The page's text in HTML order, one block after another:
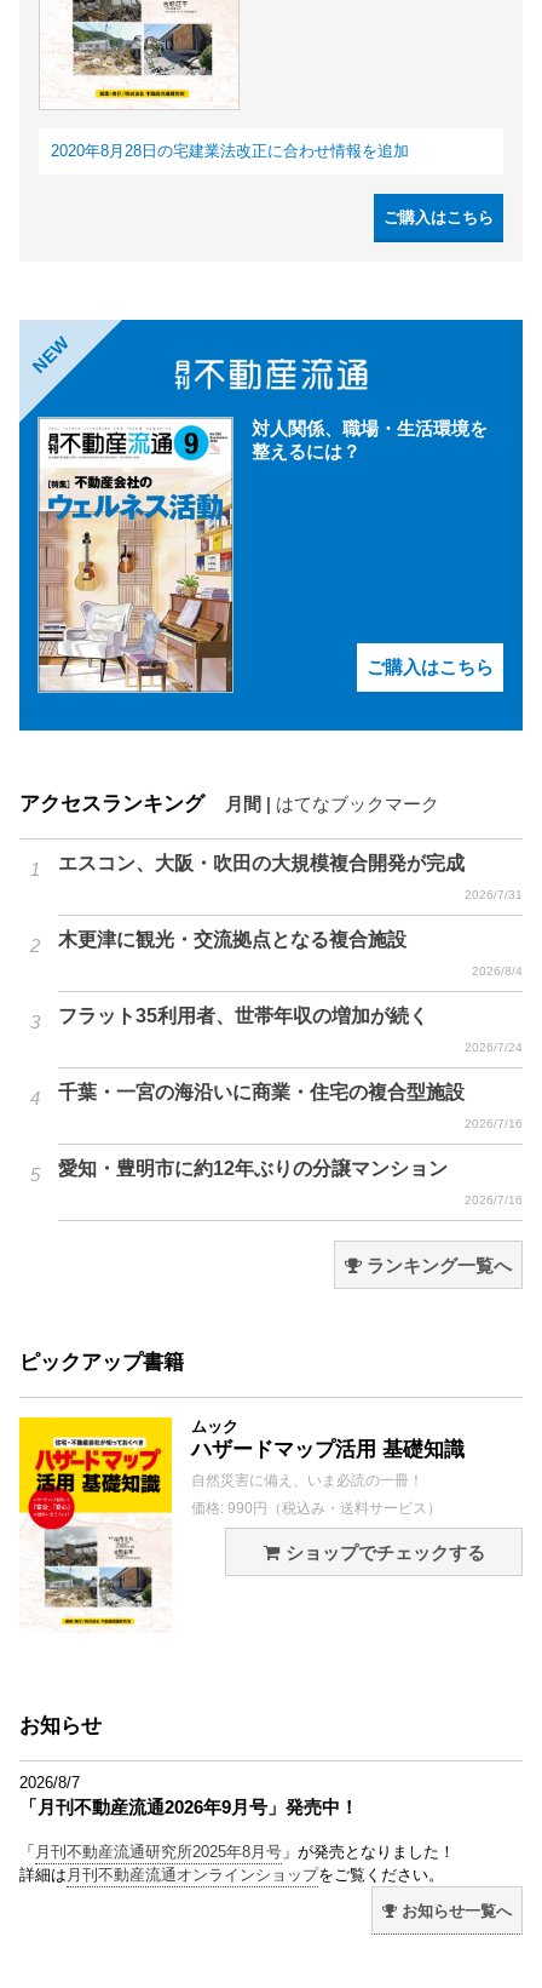
2020年8月28日の宅建業法改正に合わせ情報を追加
ご購入はこちら
NEW
対人関係、職場・生活環境を
整えるには？
ご購入はこちら
アクセスランキング 月間 はてなブックマーク
エスコン、大阪・吹田の大規模複合開発が完成
2026/7/31
木更津に観光・交流拠点となる複合施設
2026/8/4
フラット35利用者、世帯年収の増加が続く
2026/7/24
千葉・一宮の海沿いに商業・住宅の複合型施設
2026/7/16
愛知・豊明市に約12年ぶりの分譲マンション
2026/7/16
ランキング一覧へ
ピックアップ書籍
ムック
ハザードマップ活用 基礎知識
自然災害に備え、いま必読の一冊！
価格: 990円（税込み・送料サービス）
ショップでチェックする
お知らせ
2026/8/7
「月刊不動産流通2026年9月号」発売中！
「 月刊不動産流通研究所2025年8月号 」が発売となりました！
詳細は 月刊不動産流通オンラインショップをご覧ください。
お知らせ一覧へ